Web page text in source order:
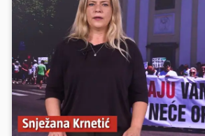
Pokretanje videa...